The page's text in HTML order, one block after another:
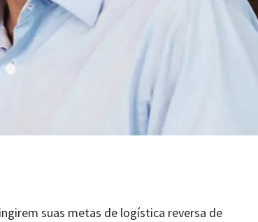
suas metas de logística reversa de